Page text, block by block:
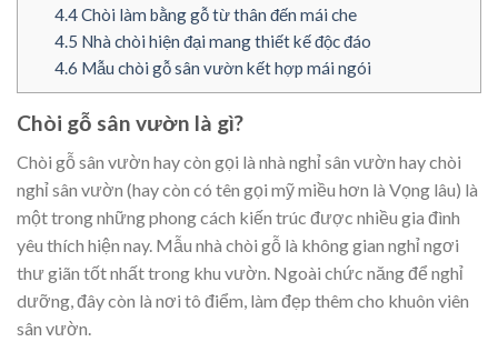
4.4Chòi làm bằng gỗ từ thân đến mái che
4.5 Nhà chòi hiện đại mang thiết kế độc đáo
4.6 Mẫu chòi gỗ sân vườn kết hợp mái ngói
Chòi gỗ sân vườn là gì?
Chòi gỗ sân vườn hay còn gọi là nhà nghỉ sân vườn hay chòi
nghỉ sân vườn (hay còn có tên gọi mỹ miều hơn là Vọng lâu) là
một trong những phong cách kiến trúc được nhiều gia đình
yêu thích hiện nay. Mẫu nhà chòi gỗ là không gian nghỉ ngơi
thư giãn tốt nhất trong khu vườn. Ngoài chức năng để nghỉ
dưỡng, đây còn là nơi tô điểm, làm đẹp thêm cho khuôn viên
sân vườn.